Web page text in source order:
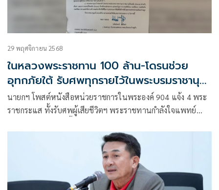
29 พฤศจิกายน 2568
ในหลวงพระราชทาน 100 ล้าน-โดรนช่วย
อุทกภัยใต้ รับศพทุกรายไว้ในพระบรมราชานุ
เคราะห์
นายกฯ โพสต์หนังสือหน่วยราชการในพระองค์ 904 แจ้ง 4 พระ
ราชกระแส ทั้งรับศพผู้เสียชีวิตฯ พระราชทานกำลังใจแพทย์
สนับสนุนกองทัพ-ตร. ใช้ในภารกิจช่วยเหลือผู้ประสบภัยภาคใต้